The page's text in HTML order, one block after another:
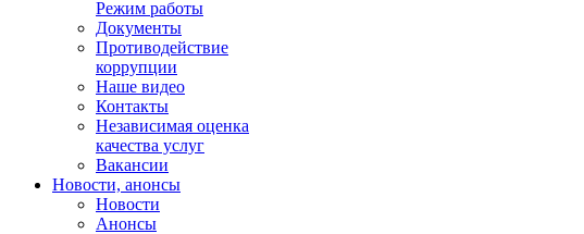
Режим работы
Документы
Противодействие
коррупции
Наше видео
Контакты
Независимая оценка
качества услуг
Вакансии
Новости, анонсы
Новости
Анонсы